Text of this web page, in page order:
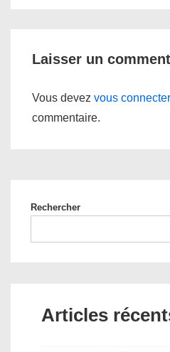
Laisser un
Vous devez vous connecter
commentaire.
Rechercher
Articles